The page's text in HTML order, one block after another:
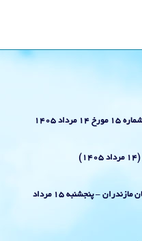
1405
پیش بینی 7 روزه وضع هوای استان مازندران – پنجشنبه 15 مرداد